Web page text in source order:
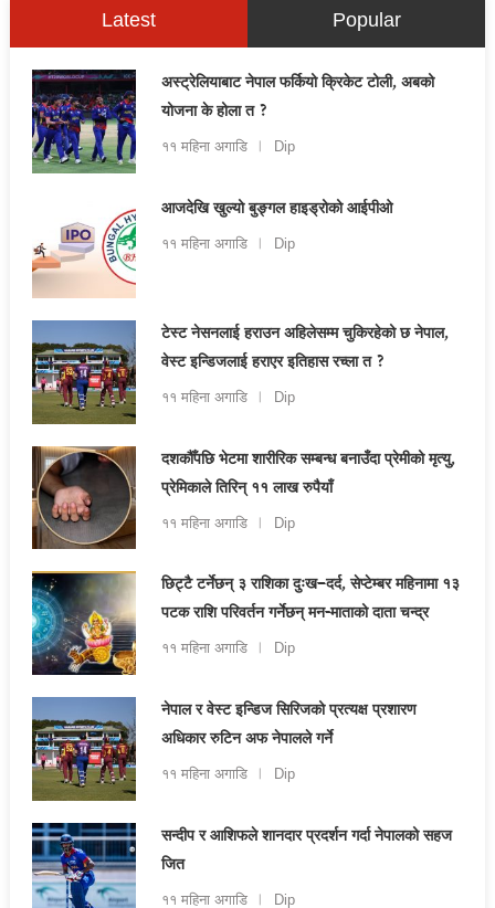
Latest Popular
अस्ट्रेलियाबाट नेपाल फर्कियो क्रिकेट टोली, अबको
योजना के होला त ?
११ महिना अगाडि Dip
आजदेखि खुल्यो बुङ्गल हाइड्रोको आईपीओ
११ महिना अगाडि Dip
टेस्ट नेसनलाई हराउन अहिलेसम्म चुकिरहेको छ नेपाल,
वेस्ट इन्डिजलाई हराएर इतिहास रच्ला त ?
११ महिना अगाडि Dip
दशकौँपछि भेटमा शारीरिक सम्बन्ध बनाउँदा प्रेमीको मृत्यु,
प्रेमिकाले तिरिन् ११ लाख रुपैयाँ
११ महिना अगाडि Dip
छिट्टै टर्नेछन् ३ राशिका दुःख–दर्द, सेप्टेम्बर महिनामा १३
पटक राशि परिवर्तन गर्नेछन् मन-माताको दाता चन्द्र
११ महिना अगाडि Dip
नेपाल र वेस्ट इन्डिज सिरिजको प्रत्यक्ष प्रशारण
अधिकार रुटिन अफ नेपालले गर्ने
११ महिना अगाडि Dip
सन्दीप र आशिफले शानदार प्रदर्शन गर्दा नेपालको सहज
जित
११ महिना अगाडि Dip